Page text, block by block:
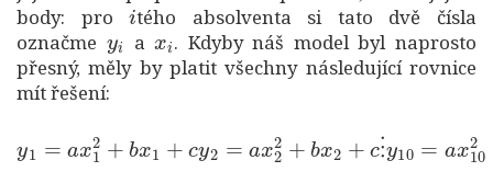
body: pro tého absolventa si tato dvě čísla
označme
y
a
xi
. Kdyby náš model byl naprosto
přesný, měly by platit všechny následující rovnice
mít řešení:
10